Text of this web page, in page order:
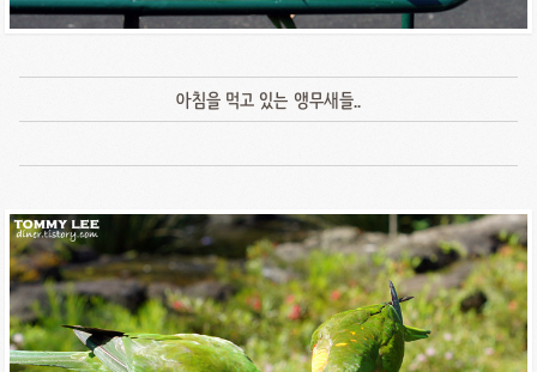
아침을 먹고 있는 앵무새들..